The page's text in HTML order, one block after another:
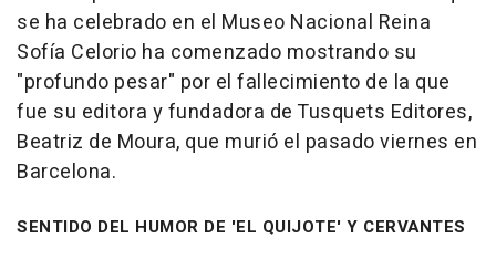
se ha celebrado en el Museo Nacional Reina
Sofía Celorio ha comenzado mostrando su
"profundo pesar" por el fallecimiento de la que
fue su editora y fundadora de Tusquets Editores,
Beatriz de Moura, que murió el pasado viernes en
Barcelona.
SENTIDO DEL HUMOR DE 'EL QUIJOTE' Y CERVANTES